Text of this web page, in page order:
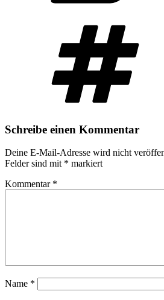
Schreibe einen Kommentar
Deine E-Mail-Adresse wird nicht
Felder sind mit * markiert
Kommentar *
Name *